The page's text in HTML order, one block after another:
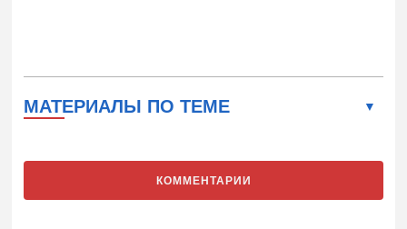
МАТЕРИАЛЫ ПО ТЕМЕ
КОММЕНТАРИИ